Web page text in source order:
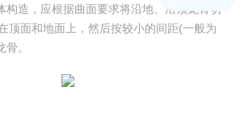
造，应根据曲面要求将沿地、沿顶龙骨切
顶面和地面上，然后按较小的间距(一般为
。